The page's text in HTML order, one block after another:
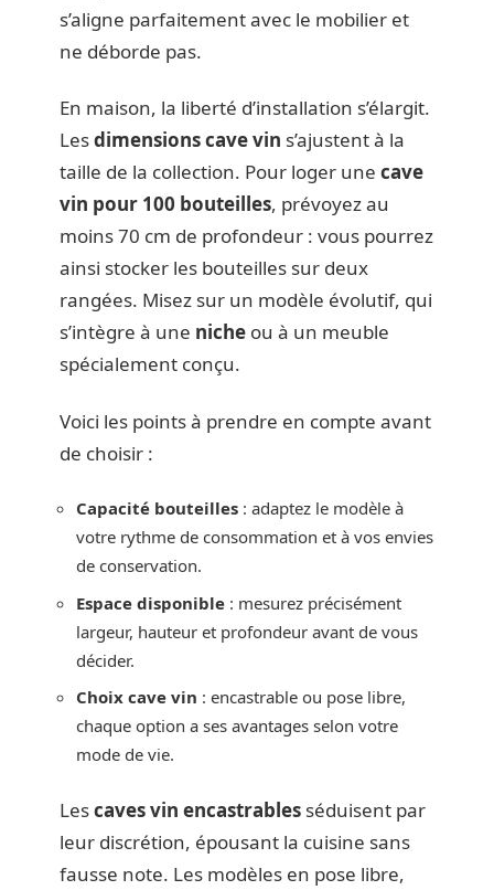
s’aligne parfaitement avec le mobilier et
ne déborde pas.
En maison, la liberté d’installation s’élargit.
Lesdimensions cave vin s’ajustent à la
taille de la collection. Pour loger une cave
vin pour 100 bouteilles, prévoyez au
moins 70 cm de profondeur : vous pourrez
ainsi stocker les bouteilles sur deux
rangées. Misez sur un modèle évolutif, qui
s’intègre à une niche ou à un meuble
spécialement conçu.
Voici les points à prendre en compte avant
de choisir :
Capacité bouteilles : adaptez le modèle à
votre rythme de consommation et à vos envies
de conservation.
Espace disponible : mesurez précisément
largeur, hauteur et profondeur avant de vous
décider.
Choix cave vin : encastrable ou pose libre,
chaque option a ses avantages selon votre
mode de vie.
Lescaves vin encastrables séduisent par
leur discrétion, épousant la cuisine sans
fausse note. Les modèles en pose libre,